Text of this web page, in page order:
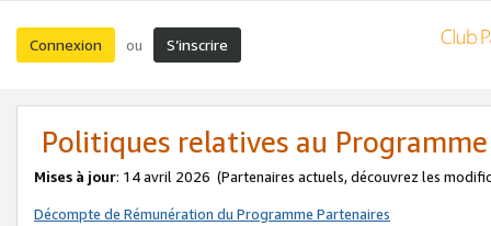
Connexion ou S’inscrire
Politiques relatives au
Mises à jour: 14 avril 2026 (Partenaires actuels, découvrez les
Décompte de Rémunération du Programme Partenaires